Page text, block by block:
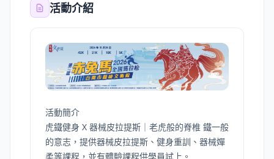
活動介紹
活動簡介
虎鐵健身 X 器械皮拉提斯｜老虎般的脊椎 鐵一般
的意志，提供器械皮拉提斯、健身重訓、器械嬋
柔等課程，並有體驗課程供學員試上。